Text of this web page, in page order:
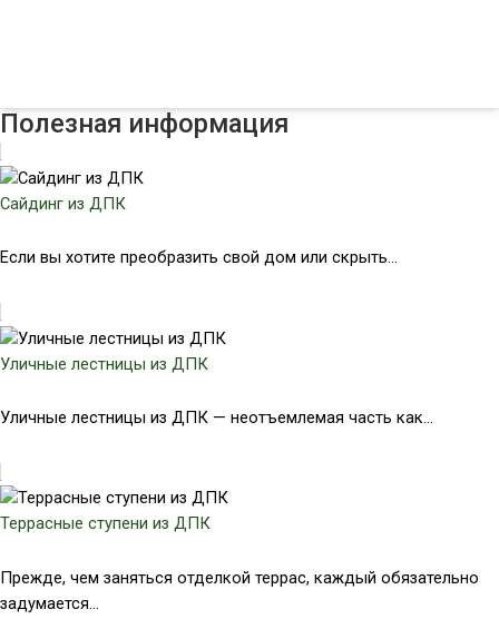
Полезная информация
Сайдинг из ДПК
Если вы хотите преобразить свой дом или скрыть...
Уличные лестницы из ДПК
Уличные лестницы из ДПК — неотъемлемая часть как...
Террасные ступени из ДПК
Прежде, чем заняться отделкой террас, каждый обязательно
задумается...